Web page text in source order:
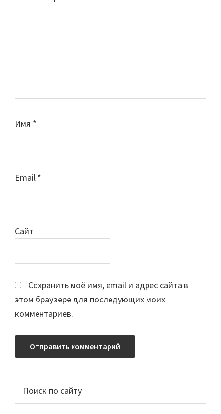
Имя *
Email *
Сайт
Сохранить моё имя, email и адрес сайта в
этом браузере для последующих моих
комментариев.
Основной
сайдбар